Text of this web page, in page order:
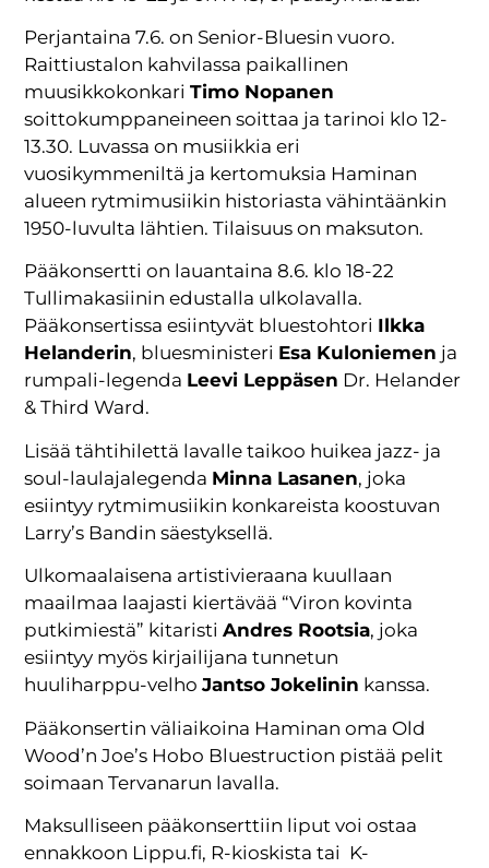
Perjantaina 7.6. on Senior-Bluesin vuoro.
Raittiustalon kahvilassa paikallinen
muusikkokonkariTimo Nopanen
soittokumppaneineen soittaa ja tarinoi klo 12-
13.30. Luvassa on musiikkia eri
vuosikymmeniltä ja kertomuksia Haminan
alueen rytmimusiikin historiasta vähintäänkin
1950-luvulta lähtien. Tilaisuus on maksuton.
Pääkonsertti on lauantaina 8.6. klo 18-22
Tullimakasiinin edustalla ulkolavalla.
Pääkonsertissa esiintyvät bluestohtori Ilkka
Helanderin, bluesministeri Esa Kuloniemen ja
rumpali-legenda Leevi Leppäsen Dr. Helander
& Third Ward.
Lisää tähtihilettä lavalle taikoo huikea jazz- ja
soul-laulajalegenda Minna Lasanen, joka
esiintyy rytmimusiikin konkareista koostuvan
Larry’s Bandin säestyksellä.
Ulkomaalaisena artistivieraana kuullaan
maailmaa laajasti kiertävää “Viron kovinta
putkimiestä” kitaristiAndres Rootsia, joka
esiintyy myös kirjailijana tunnetun
huuliharppu-velhoJantso Jokelinin kanssa.
Pääkonsertin väliaikoina Haminan oma Old
Wood’n Joe’s Hobo Bluestruction pistää pelit
soimaan Tervanarun lavalla.
Maksulliseen pääkonserttiin liput voi ostaa
ennakkoon Lippu.fi, R-kioskista tai K-